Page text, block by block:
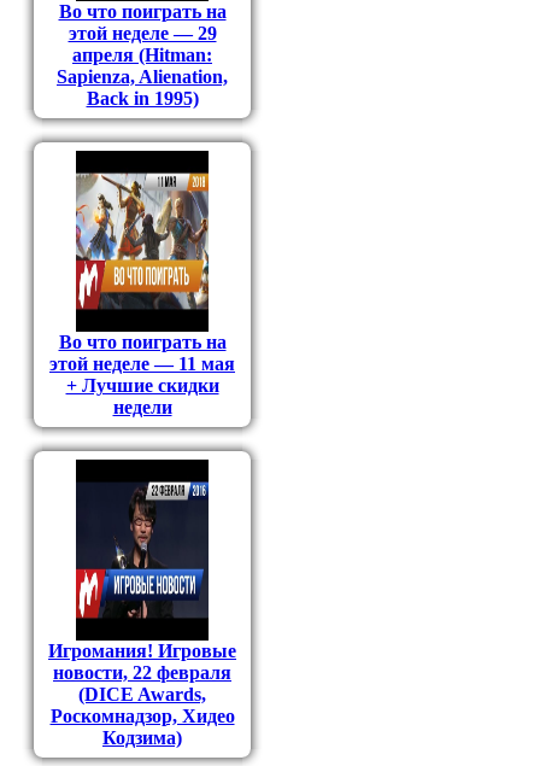
Во что поиграть на
этой неделе — 29
апреля (Hitman:
Sapienza, Alienation,
Back in 1995)
Во что поиграть на
этой неделе — 11 мая
+ Лучшие скидки
недели
Игромания! Игровые
новости, 22 февраля
(DICE Awards,
Роскомнадзор, Хидео
Кодзима)